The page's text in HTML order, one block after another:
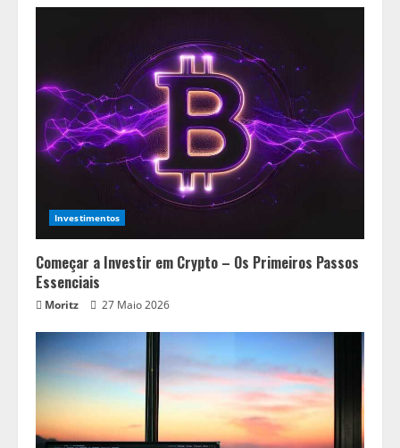
Investimentos
Começar a Investir em Crypto – Os Primeiros Passos
Essenciais
Moritz 27 Maio 2026